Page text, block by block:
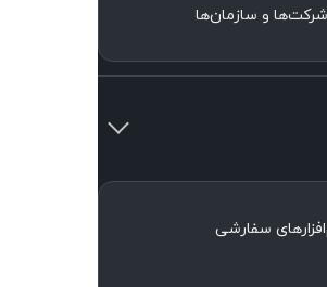
و سازمان‌ها
سفارشی